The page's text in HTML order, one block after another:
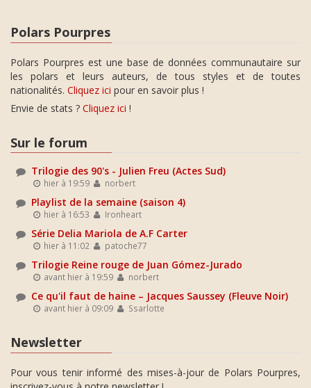
Polars Pourpres
Polars Pourpres est une base de données communautaire sur
les polars et leurs auteurs, de tous styles et de toutes
nationalités. Cliquez ici pour en savoir plus !
Envie de stats ? Cliquez ici !
Sur le forum
Trilogie des 90's - Julien Freu (Actes Sud)
hier à 19:59 norbert
Playlist de la semaine (saison 4)
hier à 16:53 Ironheart
Série Delia Mariola de A.F Carter
hier à 11:02 patoche77
Trilogie Reine rouge de Juan Gómez-Jurado
avant hier à 19:59 norbert
Ce qu'il faut de haine – Jacques Saussey (Fleuve Noir)
avant hier à 09:09 Ssarlotte
Newsletter
Pour vous tenir informé des mises-à-jour de Polars Pourpres,